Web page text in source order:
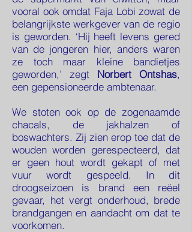
vooral ook omdat Faja Lobi zowat de
belangrijkste werkgever van de regio
is geworden. ‘Hij heeft levens gered
van de jongeren hier, anders waren
ze toch maar kleine bandietjes
geworden,’ zegt Norbert Ontshas,
een gepensioneerde ambtenaar.
We stoten ook op de zogenaamde
chacals, de jakhalzen of
boswachters. Zij zien erop toe dat de
wouden worden gerespecteerd, dat
er geen hout wordt gekapt of met
vuur wordt gespeeld. In dit
droogseizoen is brand een reëel
gevaar, het vergt onderhoud, brede
brandgangen en aandacht om dat te
voorkomen.